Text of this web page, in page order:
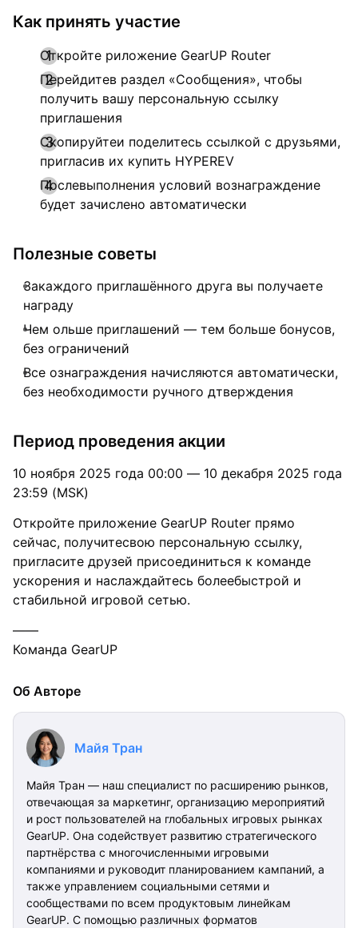
Как принять участие
Откройте риложение GearUP Router
Перейдитев раздел «Сообщения», чтобы
получить вашу персональную ссылку
приглашения
Скопируйтеи поделитесь ссылкой с друзьями,
пригласив их купить HYPEREV
Послевыполнения условий вознаграждение
будет зачислено автоматически
Полезные советы
Закаждого приглашённого друга вы получаете
награду
Чем ольше приглашений — тем больше бонусов,
без ограничений
Все ознаграждения начисляются автоматически,
без необходимости ручного дтверждения
Период проведения акции
10 ноября 2025 года 00:00 — 10 декабря 2025 года
23:59 (MSK)
Откройте приложение GearUP Router прямо
сейчас, получитесвою персональную ссылку,
пригласите друзей присоединиться к команде
ускорения и наслаждайтесь болеебыстрой и
стабильной игровой сетью.
——
Команда GearUP
Об Авторе
Майя Тран
Майя Тран — наш специалист по расширению рынков,
отвечающая за маркетинг, организацию мероприятий
и рост пользователей на глобальных игровых рынках
GearUP. Она содействует развитию стратегического
партнёрства с многочисленными игровыми
компаниями и руководит планированием кампаний, а
также управлением социальными сетями и
сообществами по всем продуктовым линейкам
GearUP. С помощью различных форматов